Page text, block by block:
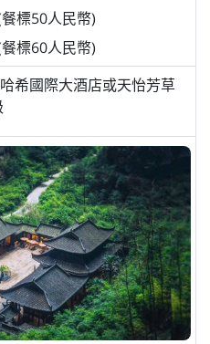
標50人民幣)
標60人民幣)
哈希國際大酒店或天怡芳草